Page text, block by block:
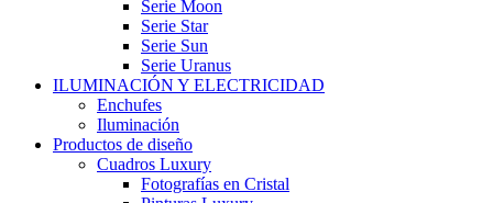
Serie Moon
Serie Star
Serie Sun
Serie Uranus
ILUMINACIÓN Y ELECTRICIDAD
Enchufes
Iluminación
Productos de diseño
Cuadros Luxury
Fotografías en Cristal